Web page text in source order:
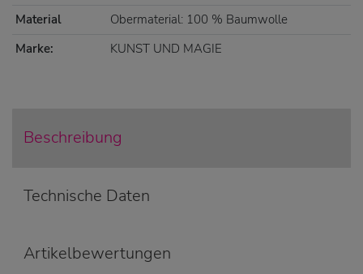
Material
Obermaterial: 100 % Baumwolle
Marke:
KUNST UND MAGIE
Beschreibung
Technische Daten
Artikelbewertungen